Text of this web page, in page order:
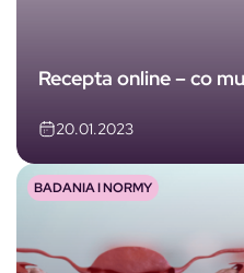
Recepta online – co
20.01.2023
BADANIA I NORMY